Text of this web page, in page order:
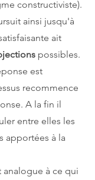
constructiviste).
ainsi jusqu'à
ait
possibles.
est
recommence
A la fin il
entre elles les
apportées à la
analogue à ce qui